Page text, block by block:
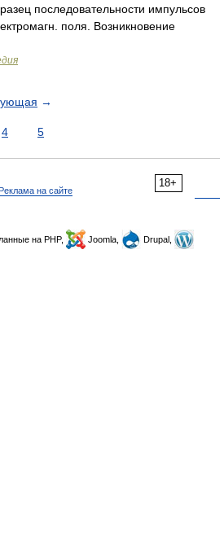
последовательности импульсов
поля. Возникновение
→
4 5
18+
Реклама на сайте
на PHP, Joomla,
Drupal,